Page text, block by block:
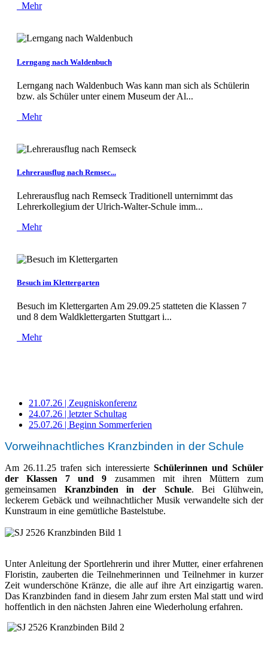
Mehr
Lerngang nach Waldenbuch
Lerngang nach Waldenbuch Was kann man sich als Schülerin
bzw. als Schüler unter einem Museum der Al...
Mehr
Lehrerausflug nach Remsec...
Lehrerausflug nach Remseck Traditionell unternimmt das
Lehrerkollegium der Ulrich-Walter-Schule imm...
Mehr
Besuch im Klettergarten
Besuch im Klettergarten Am 29.09.25 statteten die Klassen 7
und 8 dem Waldklettergarten Stuttgart i...
Mehr
21.07.26 | Zeugniskonferenz
24.07.26 | letzter Schultag
25.07.26 | Beginn Sommerferien
Vorweihnachtliches Kranzbinden in der Schule
Am 26.11.25 trafen sich interessierte Schülerinnen und Schüler
der Klassen 7 und 9 zusammen mit ihren Müttern zum
gemeinsamen Kranzbinden in der Schule. Bei Glühwein,
leckerem Gebäck und weihnachtlicher Musik verwandelte sich der
Kunstraum in eine gemütliche Bastelstube.
Unter Anleitung der Sportlehrerin und ihrer Mutter, einer erfahrenen
Floristin, zauberten die Teilnehmerinnen und Teilnehmer in kurzer
Zeit wunderschöne Kränze, die alle auf ihre Art einzigartig waren.
Das Kranzbinden fand in diesem Jahr zum ersten Mal statt und wird
hoffentlich in den nächsten Jahren eine Wiederholung erfahren.